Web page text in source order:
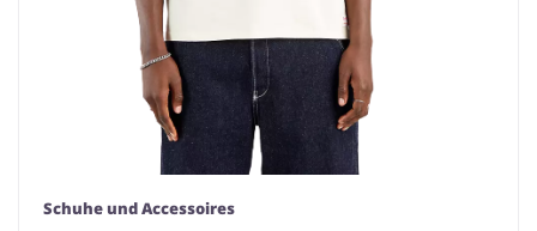
Schuhe und Accessoires